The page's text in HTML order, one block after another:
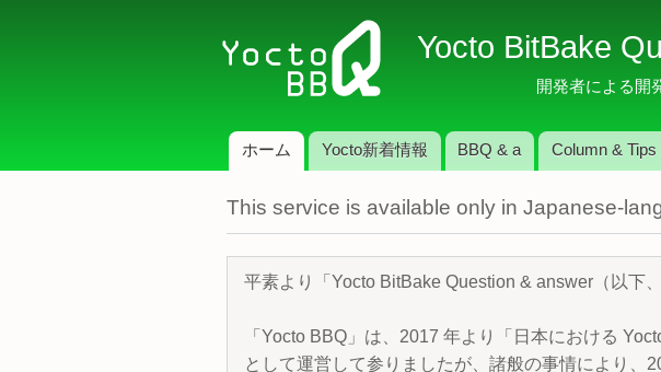
テ
Yocto BitBake
開発者による開
メインメニュー
ホーム Yocto新着情報 BBQ & a Column & Tips
This service is available only in Japanese-
平素より「Yocto BitBake Question & answer（以下
「Yocto BBQ」は、2017 年より「日本における
として運営して参りましたが、諸般の事情により、